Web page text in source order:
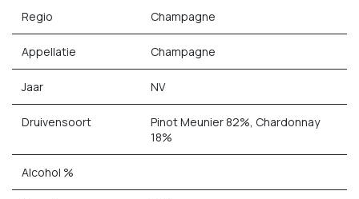
Regio Champagne
Appellatie Champagne
Jaar NV
Druivensoort
Pinot Meunier 82%, Chardonnay
18%
Alcohol %